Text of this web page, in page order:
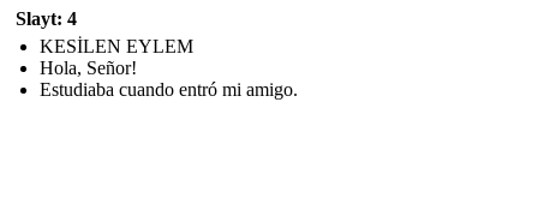
Slayt: 4
KESİLEN EYLEM
Hola, Señor!
Estudiaba cuando entró mi amigo.